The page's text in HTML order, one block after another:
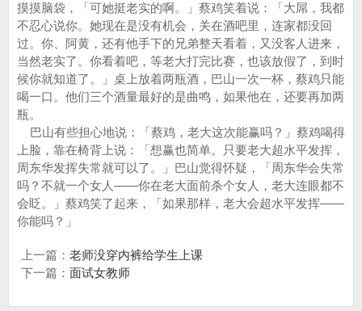
摸摸脑袋，「可她挺老实的啊。」蔡鸡笑着说：「大屌，我都
不忍心说你。她现在是没有机会，关在酒吧里，连家都没回
过。你、阿黄，还有他手下的兄弟整天看着，又没客人进来，
当然老实了。你看着吧，等老大打完比赛，也该放假了，到时
候你就知道了。」桌上放着两瓶酒，巴山一次一杯，蔡鸡只能
喝一口。他们三个酒量最好的是曲鸣，如果他在，还要再加两
瓶。
巴山有些担心地说：「蔡鸡，老大这次能赢吗？」蔡鸡喝得
上脸，靠在椅背上说：「想赢也简单。只要老大超水平发挥，
周东华发挥失常就可以了。」巴山觉得怀疑，「周东华会失常
吗？不就一个女人——你在老大面前杀个女人，老大连眼都不
会眨。」蔡鸡笑了起来，「如果那样，老大会超水平发挥——
你能吗？」
上一篇： 老师没穿内裤给学生上课
下一篇： 面试女教师